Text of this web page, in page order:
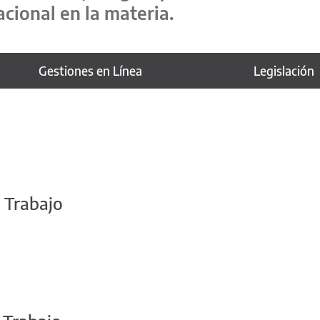
en la materia.
Gestiones en Línea Legislación